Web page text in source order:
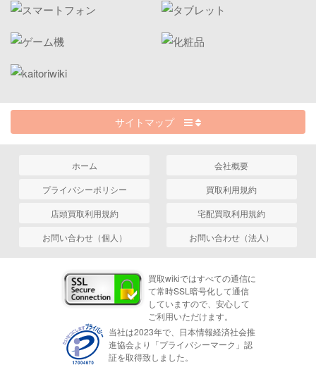
サイトマップ
ホーム
会社概要
プライバシーポリシー
買取利用規約
店頭買取利用規約
宅配買取利用規約
お問い合わせ（個人）
お問い合わせ（法人）
買取wikiではすべての通信に
て常時SSL暗号化して通信
していますので、安心して
ご利用いただけます。
当社は2023年で、日本情報経済社会推
進協会より「プライバシーマーク」認
証を取得致しました。